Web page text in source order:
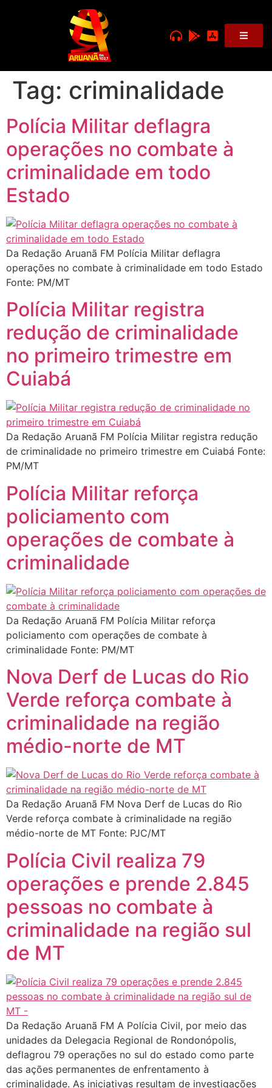
Tag: criminalidade
Polícia Militar deflagra
operações no combate à
criminalidade em todo
Estado
Da Redação Aruanã FM Polícia Militar deflagra
operações no combate à criminalidade em todo Estado
Fonte: PM/MT
Polícia Militar registra
redução de criminalidade
no primeiro trimestre em
Cuiabá
Da Redação Aruanã FM Polícia Militar registra redução
de criminalidade no primeiro trimestre em Cuiabá Fonte:
PM/MT
Polícia Militar reforça
policiamento com
operações de combate à
criminalidade
Da Redação Aruanã FM Polícia Militar reforça
policiamento com operações de combate à
criminalidade Fonte: PM/MT
Nova Derf de Lucas do Rio
Verde reforça combate à
criminalidade na região
médio-norte de MT
Da Redação Aruanã FM Nova Derf de Lucas do Rio
Verde reforça combate à criminalidade na região
médio-norte de MT Fonte: PJC/MT
Polícia Civil realiza 79
operações e prende 2.845
pessoas no combate à
criminalidade na região sul
de MT
Da Redação Aruanã FM A Polícia Civil, por meio das
unidades da Delegacia Regional de Rondonópolis,
deflagrou 79 operações no sul do estado como parte
das ações permanentes de enfrentamento à
criminalidade. As iniciativas resultam de investigações